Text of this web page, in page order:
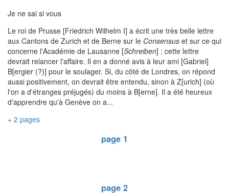
Je ne sai si vous
Le roi de Prusse [Friedrich Wilhelm I] a écrit une très belle lettre
aux Cantons de Zurich et de Berne sur le Consensus et sur ce qui
concerne l'Académie de Lausanne [Schreiben] ; cette lettre
devrait relancer l'affaire. Il en a donné avis à leur ami [Gabriel]
B[ergier (?)] pour le soulager. Si, du côté de Londres, on répond
aussi positivement, on devrait être entendu, sinon à Z[urich] (où
l'on a d'étranges préjugés) du moins à B[erne]. Il a été heureux
d'apprendre qu'à Genève on a...
+ 2 pages
page 1
page 2